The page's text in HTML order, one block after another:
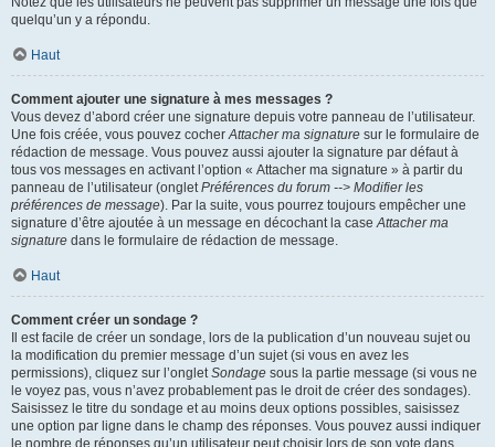
quelqu’un y a répondu.
Haut
Comment ajouter une signature à mes messages ?
Vous devez d’abord créer une signature depuis votre panneau de l’utilisateur.
Une fois créée, vous pouvez cocherAttacher ma signature sur le formulaire de
rédaction de message. Vous pouvez aussi ajouter la signature par défaut à
tous vos messages en activant l’option « Attacher ma signature » à partir du
panneau de l’utilisateur (ongletPréférences du forum --> Modifier les
préférences de message). Par la suite, vous pourrez toujours empêcher une
signature d’être ajoutée à un message en décochant la caseAttacher ma
signature dans le formulaire de rédaction de message.
Haut
Comment créer un sondage ?
Il est facile de créer un sondage, lors de la publication d’un nouveau sujet ou
la modification du premier message d’un sujet (si vous en avez les
permissions), cliquez sur l’ongletSondage sous la partie message (si vous ne
le voyez pas, vous n’avez probablement pas le droit de créer des sondages).
Saisissez le titre du sondage et au moins deux options possibles, saisissez
une option par ligne dans le champ des réponses. Vous pouvez aussi indiquer
le nombre de réponses qu’un utilisateur peut choisir lors de son vote dans